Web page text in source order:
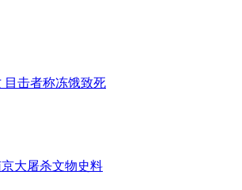
目击者称冻饿致死
大屠杀文物史料